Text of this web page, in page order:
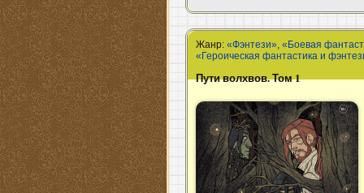
Жанр:«Фэнтези» ,«Боевая
«Героическая фантастика и
Пути волхвов. Том 1